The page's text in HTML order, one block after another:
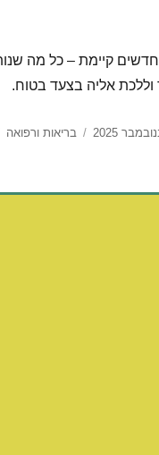
חדשים קיימת – כל מה
וללכת אליה בצעד בטוח.
בריאות ורפואה